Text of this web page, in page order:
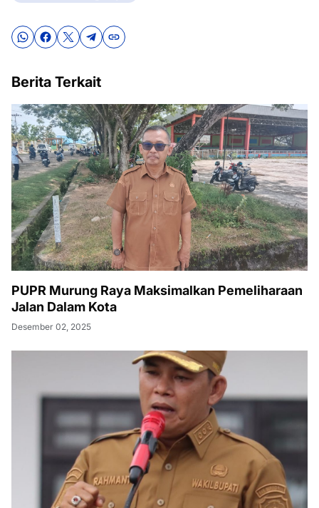
Berita Terkait
PUPR Murung Raya Maksimalkan Pemeliharaan
Jalan Dalam Kota
Desember 02, 2025